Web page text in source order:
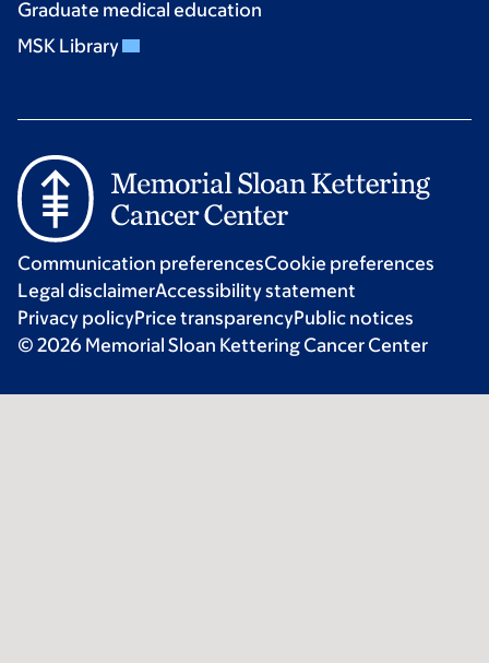
Graduate medical education
MSK Library
Communication preferencesCookie preferences
Legal disclaimerAccessibility statement
Privacy policyPrice transparencyPublic notices
© 2026 Memorial Sloan Kettering Cancer Center